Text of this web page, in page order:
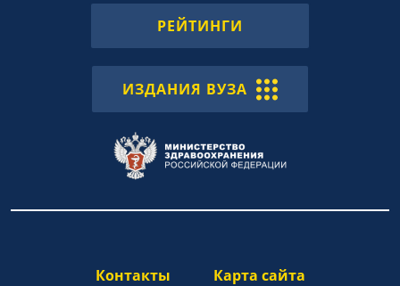
РЕЙТИНГИ
ИЗДАНИЯ ВУЗА
Контакты Карта сайта